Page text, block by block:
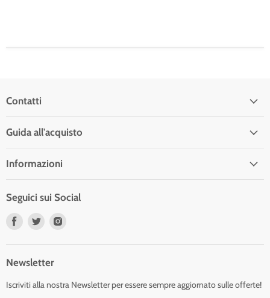
Contatti
Guida all'acquisto
Informazioni
Seguici sui Social
Trovaci
Trovaci
Newsletter
Iscriviti alla nostra Newsletter per essere sempre aggiornato sulle offerte!